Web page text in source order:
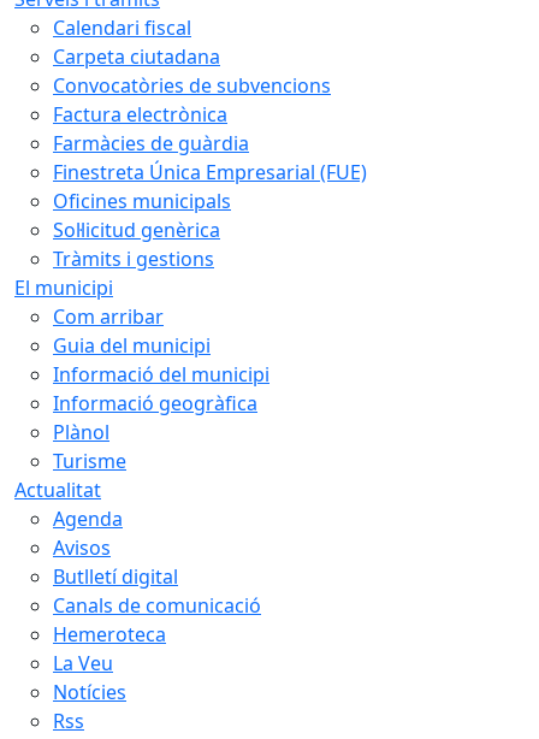
Calendari fiscal
Carpeta ciutadana
Convocatòries de subvencions
Factura electrònica
Farmàcies de guàrdia
Finestreta Única Empresarial (FUE)
Oficines municipals
Sol·licitud genèrica
Tràmits i gestions
El municipi
Com arribar
Guia del municipi
Informació del municipi
Informació geogràfica
Plànol
Turisme
Actualitat
Agenda
Avisos
Butlletí digital
Canals de comunicació
Hemeroteca
La Veu
Notícies
Rss